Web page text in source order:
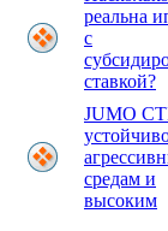
реальна
с
ставкой?
JUMO
средам и
высоким